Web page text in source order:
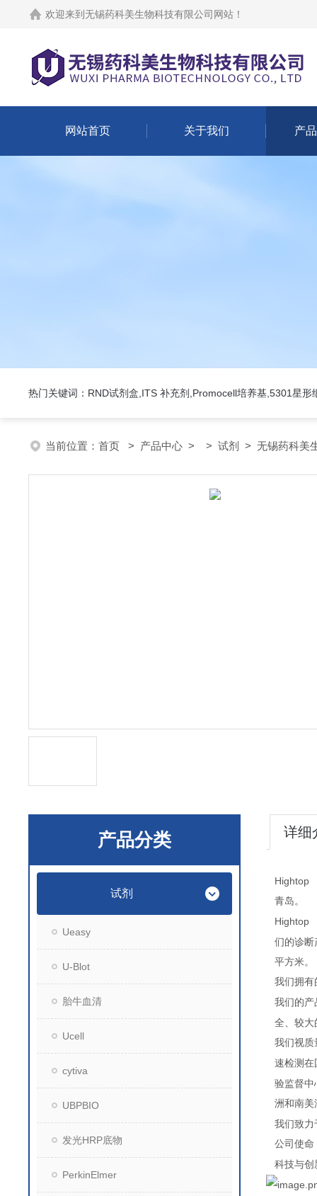
欢迎来到 无锡药科美生物科技有限公司网站 ！
网站首页 关于我们 产
热门关键词：RND试剂盒,ITS 补充剂,Promocell培养基,5301星形
当前位置： 首页 > 产品中心 > > 试剂 > 无锡药科美
产品分类
试剂
Ueasy
U-Blot
胎牛血清
Ucell
cytiva
UBPBIO
发光HRP底物
PerkinElmer
详细
Hightop
青岛。
Hightop
们的诊断
平方米。
我们拥有
我们的产
全、较大
我们视质
速检测在
验监督中
洲和南美
我们致力
公司使命
科技与创